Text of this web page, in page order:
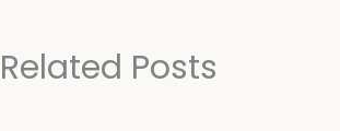
Related Posts